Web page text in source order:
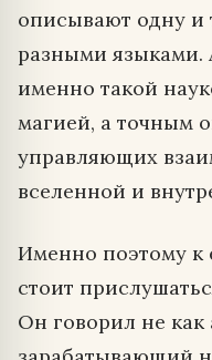
описывают одну и
разными языками.
именно такой
магией, а точным
управляющих
вселенной и
Именно поэтому к
стоит
Он говорил не как